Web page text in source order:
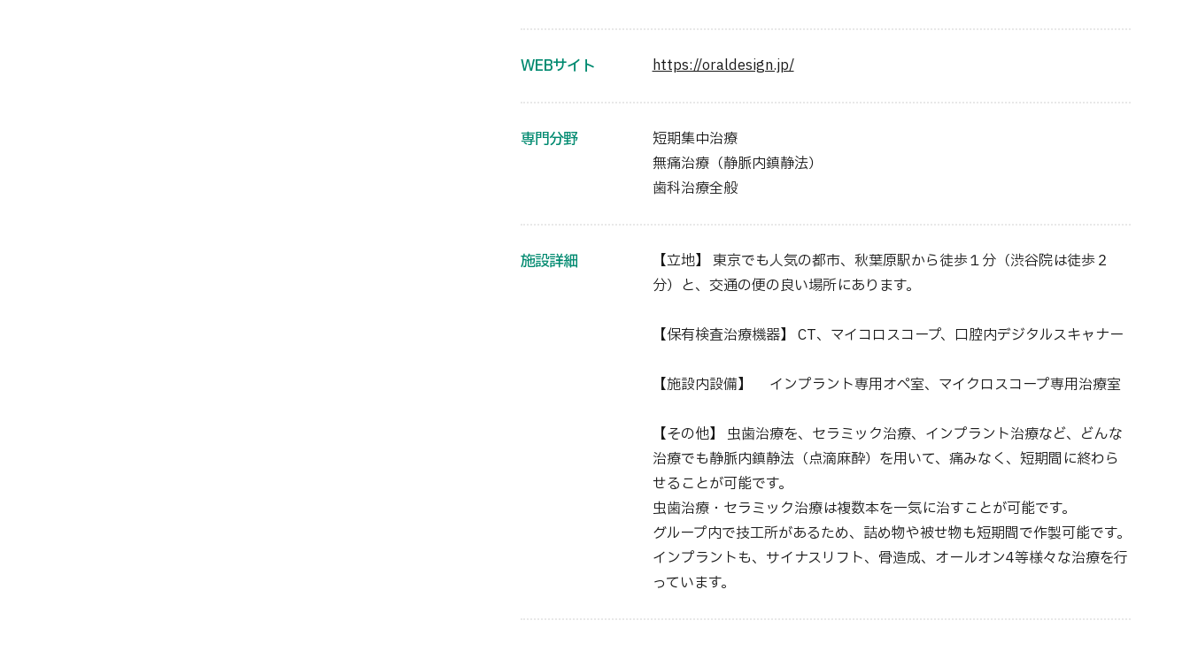
WEBサイト https://oraldesign.jp/
専門分野
短期集中治療
無痛治療（静脈内鎮静法）
歯科治療全般
施設詳細
【立地】 東京でも人気の都市、秋葉原駅から徒歩１分（渋谷院は徒歩２
分）と、交通の便の良い場所にあります。
【保有検査治療機器】 CT、マイコロスコープ、口腔内デジタルスキャナー
【施設内設備】 インプラント専用オペ室、マイクロスコープ専用治療室
【その他】 虫歯治療を、セラミック治療、インプラント治療など、どんな
治療でも静脈内鎮静法（点滴麻酔）を用いて、痛みなく、短期間に終わら
せることが可能です。
虫歯治療・セラミック治療は複数本を一気に治すことが可能です。
グループ内で技工所があるため、詰め物や被せ物も短期間で作製可能です。
インプラントも、サイナスリフト、骨造成、オールオン4等様々な治療を行
っています。